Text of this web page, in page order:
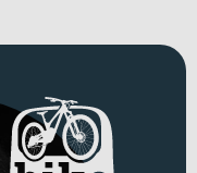
Ausstattung richtet
kombinieren möchten.
Bike?